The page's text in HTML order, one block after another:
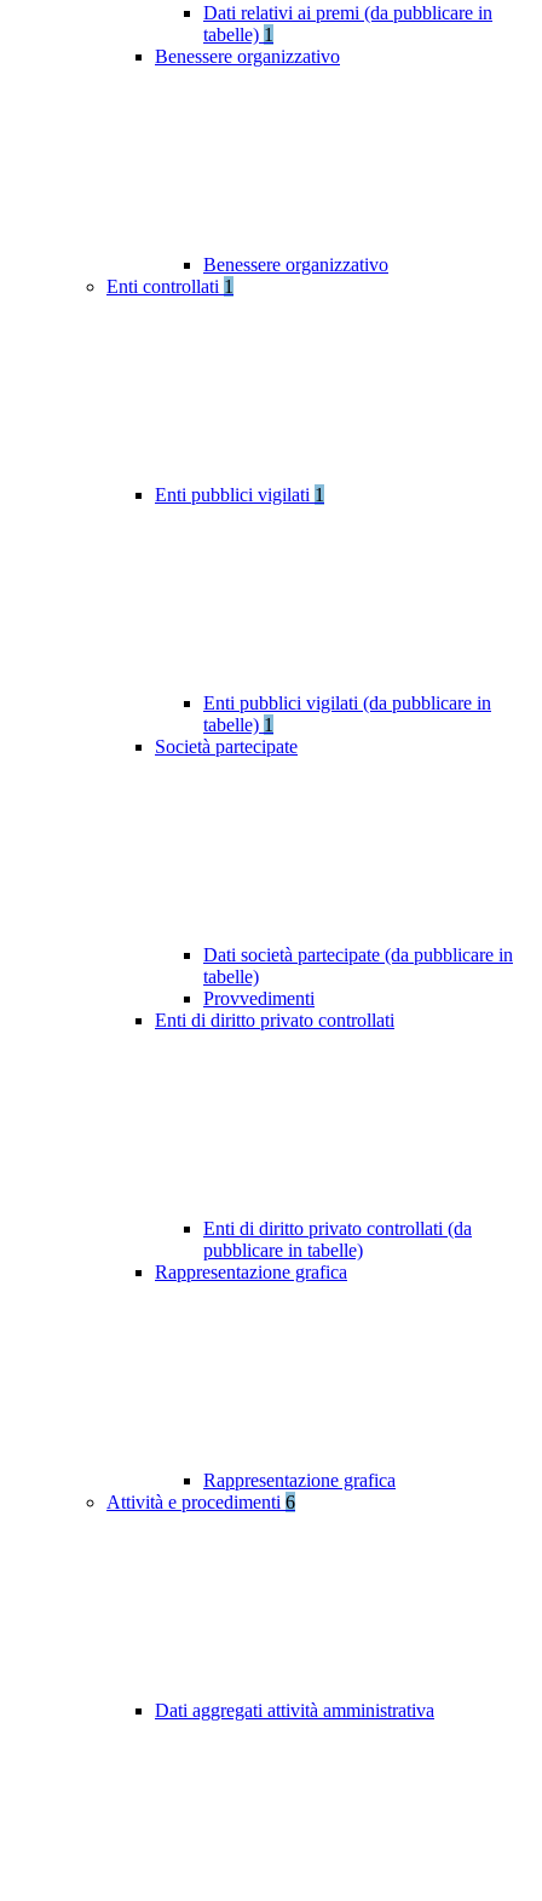
Dati relativi ai premi (da pubblicare in
tabelle) 1
Benessere organizzativo
Benessere organizzativo
Enti controllati 1
Enti pubblici vigilati 1
Enti pubblici vigilati (da pubblicare in
tabelle) 1
Società partecipate
Dati società partecipate (da pubblicare in
tabelle)
Provvedimenti
Enti di diritto privato controllati
Enti di diritto privato controllati (da
pubblicare in tabelle)
Rappresentazione grafica
Rappresentazione grafica
Attività e procedimenti 6
Dati aggregati attività amministrativa